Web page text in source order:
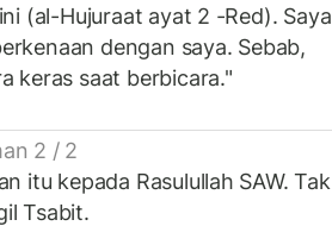
(al-Hujuraat ayat 2 -Red). Saya
dengan saya. Sebab,
keras saat berbicara."
2 / 2
itu kepada Rasulullah SAW. Tak
Tsabit.